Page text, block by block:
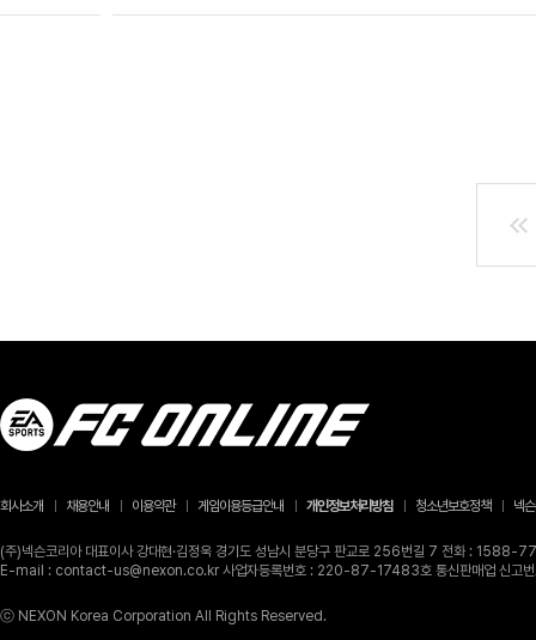
회사소개 채용안내 이용약관 게임이용등급안내 개인정보처리방침 청소년보호정책 넥
(주)넥슨코리아 대표이사 강대현·김정욱 경기도 성남시 분당구 판교로 256번길 7 전화 :
E-mail : contact-us@nexon.co.kr 사업자등록번호 : 220-87-17483호 통신판매업 신고
ⓒ NEXON Korea Corporation All Rights Reserved.